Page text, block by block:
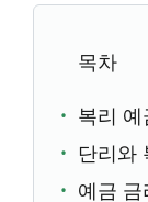
목차
복리
단리와
예금